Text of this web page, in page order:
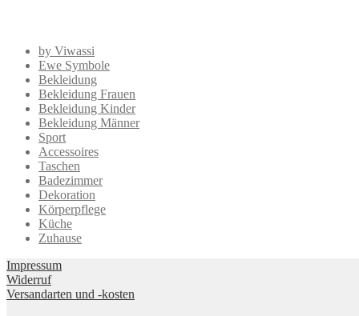
by Viwassi
Ewe Symbole
Bekleidung
Bekleidung Frauen
Bekleidung Kinder
Bekleidung Männer
Sport
Accessoires
Taschen
Badezimmer
Dekoration
Körperpflege
Küche
Zuhause
Impressum
Widerruf
Versandarten und -kosten